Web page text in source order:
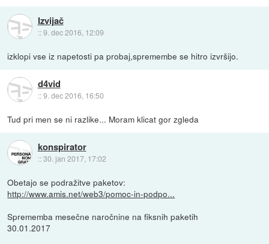
Izvijač
::9. dec 2016, 12:09
izklopi vse iz napetosti pa probaj,spremembe se hitro izvršijo.
d4vid
::9. dec 2016, 16:50
Tud pri men se ni razlike... Moram klicat gor zgleda
konspirator
::30. jan 2017, 17:02
Obetajo se podražitve paketov:
http://www.amis.net/web3/pomoc-in-podpo...
Sprememba mesečne naročnine na fiksnih paketih
30.01.2017